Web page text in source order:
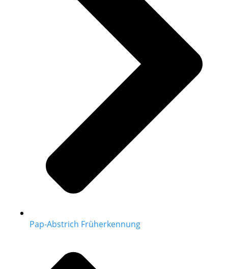
Pap-Abstrich Früherkennung